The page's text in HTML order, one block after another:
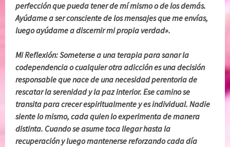
perfección que pueda tener de mí mismo o de los demás.
Ayúdame a ser consciente de los mensajes que me envías,
luego ayúdame a discernir mi propia verdad».
Mi Reflexión:Someterse a una terapia para sanar la
codependencia o cualquier otra adicción es una decisión
responsable que nace de una necesidad perentoria de
rescatar la serenidad y la paz interior. Ese camino se
transita para crecer espiritualmente y es individual. Nadie
siente lo mismo, cada quien lo experimenta de manera
distinta. Cuando se asume toca llegar hasta la
recuperación y luego mantenerse reforzando cada día